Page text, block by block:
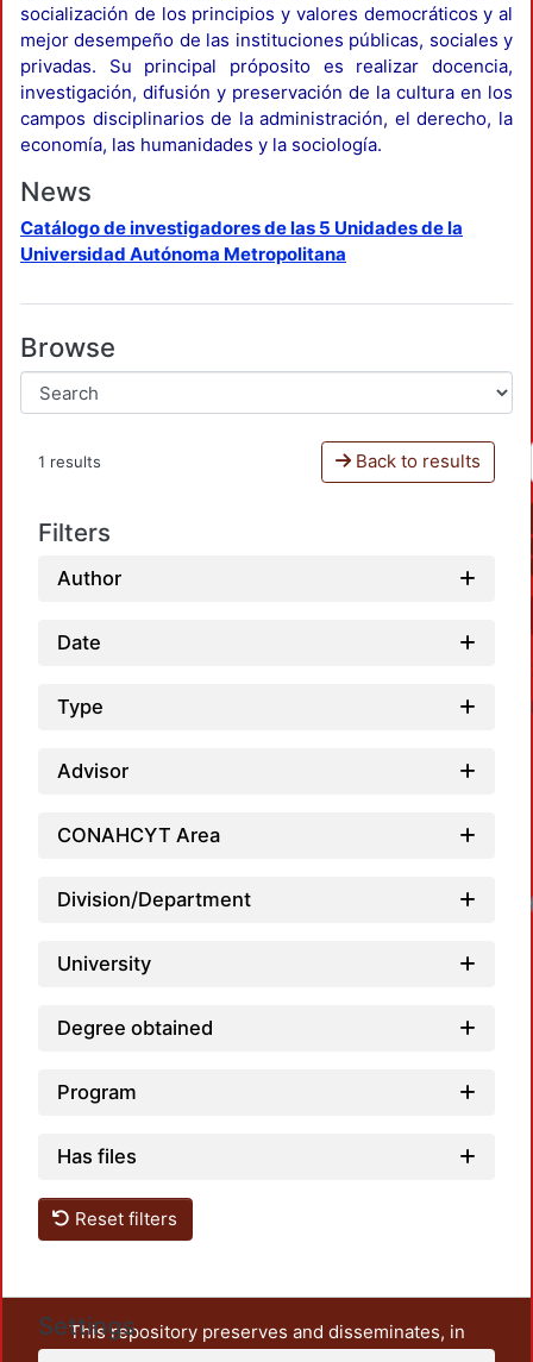
socialización de los principios y valores democráticos y al
mejor desempeño de las instituciones públicas, sociales y
privadas. Su principal próposito es realizar docencia,
investigación, difusión y preservación de la cultura en los
campos disciplinarios de la administración, el derecho, la
economía, las humanidades y la sociología.
News
Catálogo de investigadores de las 5 Unidades de la
Universidad Autónoma Metropolitana
Browse
1 results Back to results
Filters
Author
Date
Type
Advisor
CONAHCYT Area
Division/Department
University
Degree obtained
Program
Has files
Reset filters
Settings
This repository preserves and disseminates, in